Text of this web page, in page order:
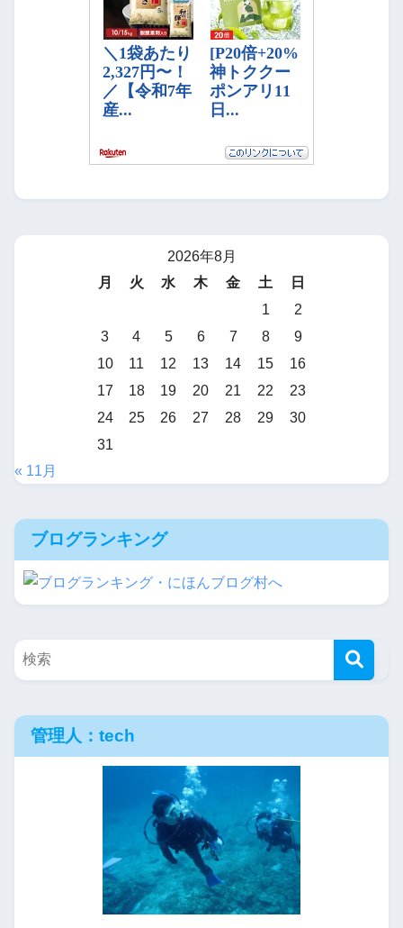
2026年8月
月
火 水 木 金 土
日
1
2
3
4 5 6 7 8
9
10
11 12 13 14 15
16
17
18 19 20 21 22
23
24
25 26 27 28 29
30
31
« 11月
ブログランキング
管理人：tech